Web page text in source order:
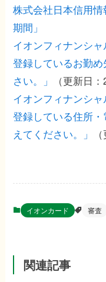
株式会社日本信用
期間」
イオンフィナンシ
登録しているお勤
さい。」
（更新日
イオンフィナンシ
登録している住所
えてください。」
イオンカード 審査
関連記事